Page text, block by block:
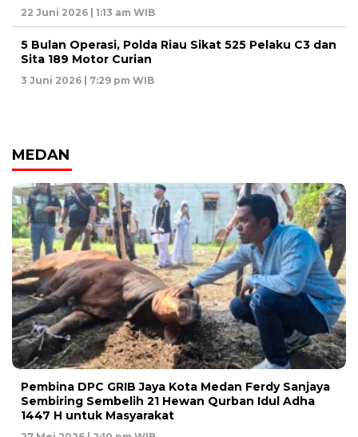
22 Juni 2026 | 1:13 am WIB
5 Bulan Operasi, Polda Riau Sikat 525 Pelaku C3 dan
Sita 189 Motor Curian
3 Juni 2026 | 7:29 pm WIB
MEDAN
Pembina DPC GRIB Jaya Kota Medan Ferdy Sanjaya
Sembiring Sembelih 21 Hewan Qurban Idul Adha
1447 H untuk Masyarakat